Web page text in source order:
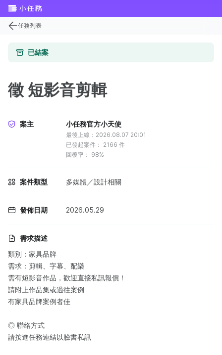
任務列表
已結案
徵 短影音剪輯
案主 小任務官方小天使
最後上線：2026.08.07 20:01
已發起案件： 2166 件
回覆率： 98%
案件類型 多媒體／設計相關
發佈日期 2026.05.29
需求描述
類別：家具品牌
需求：剪輯、字幕、配樂
需有短影音作品，歡迎直接私訊報價！
請附上作品集或過往案例
有家具品牌案例者佳
◎ 聯絡方式
請按進任務連結以臉書私訊